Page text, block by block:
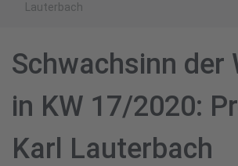
Lauterbach
Schwachsinn der
in KW 17/2020:
Karl Lauterbach